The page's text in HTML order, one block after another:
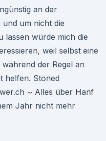
an der
um nicht die
lassen würde mich die
weil selbst eine
der Regel an
helfen. Stoned
~ Alles über Hanf
Jahr nicht mehr